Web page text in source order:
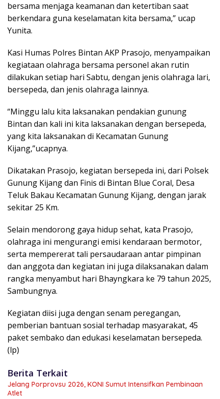
bersama menjaga keamanan dan ketertiban saat
berkendara guna keselamatan kita bersama,” ucap
Yunita.
Kasi Humas Polres Bintan AKP Prasojo, menyampaikan
kegiataan olahraga bersama personel akan rutin
dilakukan setiap hari Sabtu, dengan jenis olahraga lari,
bersepeda, dan jenis olahraga lainnya.
“Minggu lalu kita laksanakan pendakian gunung
Bintan dan kali ini kita laksanakan dengan bersepeda,
yang kita laksanakan di Kecamatan Gunung
Kijang,”ucapnya.
Dikatakan Prasojo, kegiatan bersepeda ini, dari Polsek
Gunung Kijang dan Finis di Bintan Blue Coral, Desa
Teluk Bakau Kecamatan Gunung Kijang, dengan jarak
sekitar 25 Km.
Selain mendorong gaya hidup sehat, kata Prasojo,
olahraga ini mengurangi emisi kendaraan bermotor,
serta mempererat tali persaudaraan antar pimpinan
dan anggota dan kegiatan ini juga dilaksanakan dalam
rangka menyambut hari Bhayngkara ke 79 tahun 2025,
Sambungnya.
Kegiatan diisi juga dengan senam peregangan,
pemberian bantuan sosial terhadap masyarakat, 45
paket sembako dan edukasi keselamatan bersepeda.
(lp)
Berita Terkait
Jelang Porprovsu 2026, KONI Sumut Intensifkan Pembinaan
Atlet